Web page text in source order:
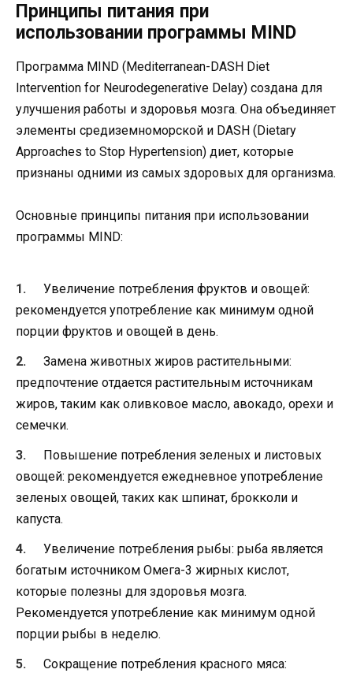
Принципы питания при
использовании программы MIND
Программа MIND (Mediterranean-DASH Diet
Intervention for Neurodegenerative Delay) создана для
улучшения работы и здоровья мозга. Она объединяет
элементы средиземноморской и DASH (Dietary
Approaches to Stop Hypertension) диет, которые
признаны одними из самых здоровых для организма.
Основные принципы питания при использовании
программы MIND:
Увеличение потребления фруктов и овощей:
рекомендуется употребление как минимум одной
порции фруктов и овощей в день.
Замена животных жиров растительными:
предпочтение отдается растительным источникам
жиров, таким как оливковое масло, авокадо, орехи и
семечки.
Повышение потребления зеленых и листовых
овощей: рекомендуется ежедневное употребление
зеленых овощей, таких как шпинат, брокколи и
капуста.
Увеличение потребления рыбы: рыба является
богатым источником Омега-3 жирных кислот,
которые полезны для здоровья мозга.
Рекомендуется употребление как минимум одной
порции рыбы в неделю.
Сокращение потребления красного мяса: